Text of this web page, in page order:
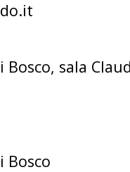
Bosco, sala
Bosco